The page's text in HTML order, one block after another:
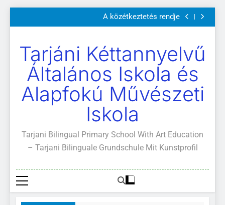
a
Szülői értekezletek 2026. május 04-14.
A közétkeztetés rendje
Kötelező és ajánlott olvasmányok
Szülői értekezletek 2026. május 04-14.
A közétkeztetés rendje
Kötelező és ajánlott olvasmányok
A Mi Világunk!
Tarjáni Kéttannyelvű
Általános Iskola és
Alapfokú Művészeti
Iskola
Tarjani Bilingual Primary School With Art Education
– Tarjani Bilinguale Grundschule Mit Kunstprofil